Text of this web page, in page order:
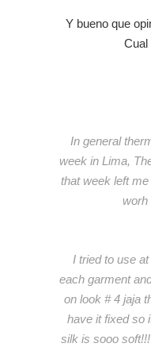
Y bueno que
Cual
In general
week in Lima,
that week left
worh
I tried to use
each garment
on look # 4 jaja
have it fixed so
silk is sooo